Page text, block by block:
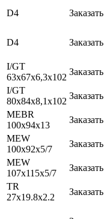
D4
Заказать
D4 Заказать
I/GT
63x67х6,3x102
Заказать
I/GT
80x84x8,1х102
Заказать
MEBR
100х94х13
Заказать
MEW
100х92x5/7
Заказать
MEW
107х115х5/7
Заказать
TR
27x19.8x2.2
Заказать